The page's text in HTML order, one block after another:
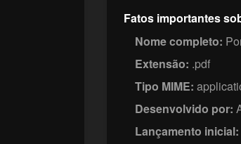
Fatos importantes
Nome completo:
Extensão: .pdf
Tipo MIME:
Desenvolvido por:
Lançamento inicial: